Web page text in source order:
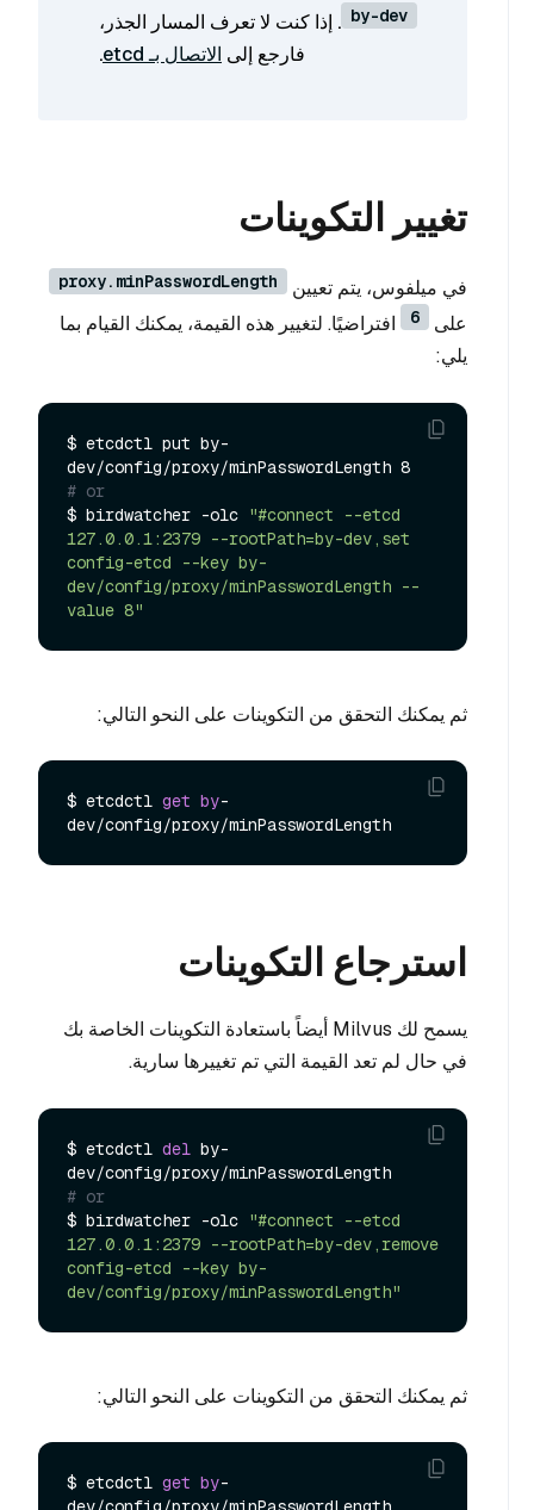
by-dev . إذا كنت لا تعرف المسار الجذر،
فارجع إلى الاتصال بـ etcd .
تغيير التكوينات
في ميلفوس، يتم تعيين proxy.minPasswordLength
على 6
افتراضيًا. لتغيير هذه القيمة، يمكنك القيام بما
يلي:
$ etcdctl put by-
# or
$ birdwatcher -olc "#connect --etcd
127.0.0.1:2379 --rootPath=by-dev,set
config-etcd --key by-
dev/config/proxy/minPasswordLength --
value 8"
ثم يمكنك التحقق من التكوينات على النحو التالي:
$ etcdctl get by-
استرجاع التكوينات
يسمح لك Milvus أيضاً باستعادة التكوينات الخاصة بك
في حال لم تعد القيمة التي تم تغييرها سارية.
$ etcdctl del by-
# or
$ birdwatcher -olc "#connect --etcd
127.0.0.1:2379 --rootPath=by-dev,remove
config-etcd --key by-
dev/config/proxy/minPasswordLength"
ثم يمكنك التحقق من التكوينات على النحو التالي:
$ etcdctl get by-